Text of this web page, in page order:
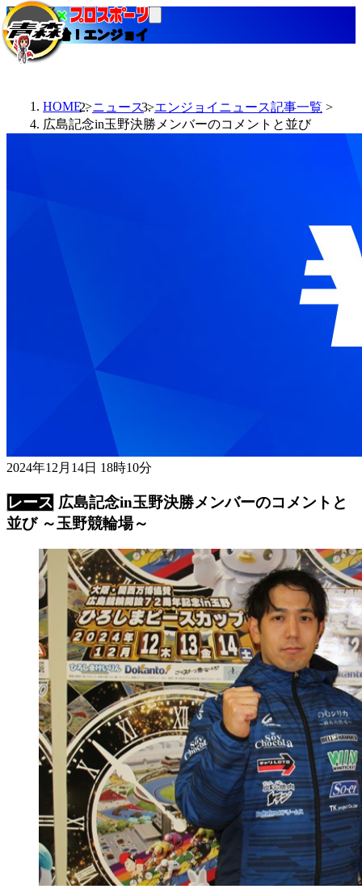
当たる競輪！エンジョイ
HOME ニュース
エンジョイニュース記事一覧
広島記念in玉野決勝メンバーのコメントと並び
2024年12月14日 18時10分
広島記念in玉野決勝メンバーのコメントと
並び ～玉野競輪場～